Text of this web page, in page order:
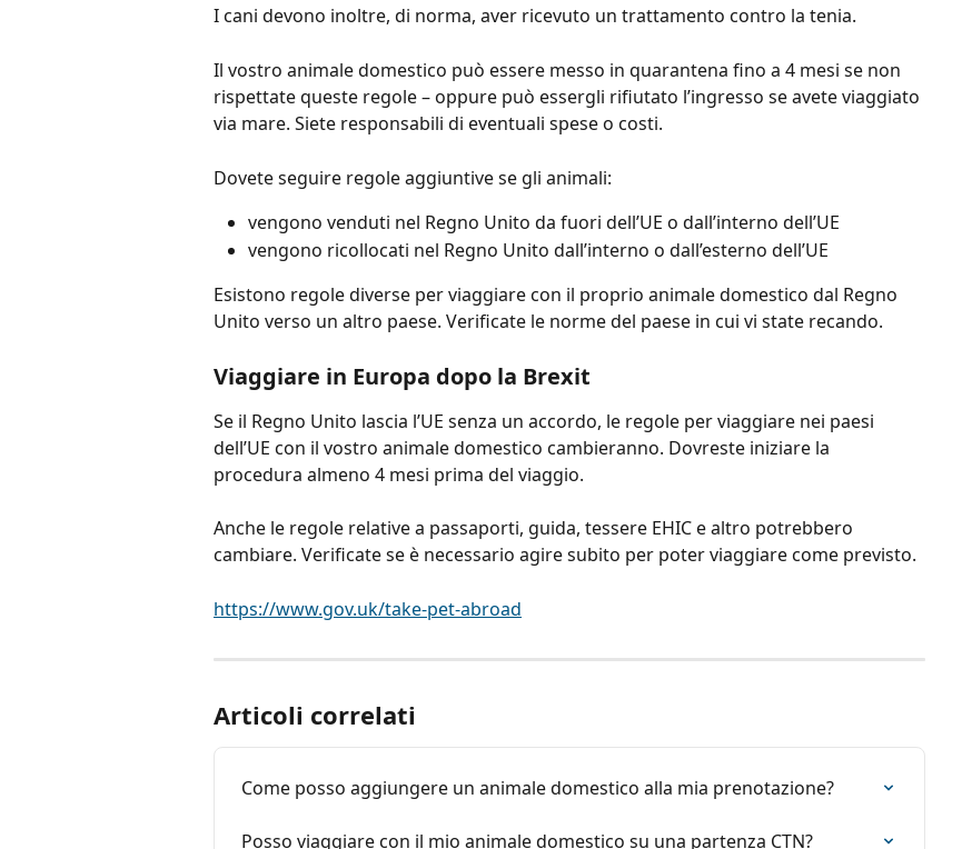
I cani devono inoltre, di norma, aver ricevuto un trattamento contro la tenia.
Il vostro animale domestico può essere messo in quarantena fino a 4 mesi se non
rispettate queste regole – oppure può essergli rifiutato l’ingresso se avete viaggiato
via mare. Siete responsabili di eventuali spese o costi.
Dovete seguire regole aggiuntive se gli animali:
vengono venduti nel Regno Unito da fuori dell’UE o dall’interno dell’UE
vengono ricollocati nel Regno Unito dall’interno o dall’esterno dell’UE
Esistono regole diverse per viaggiare con il proprio animale domestico dal Regno
Unito verso un altro paese. Verificate le norme del paese in cui vi state recando.
Viaggiare in Europa dopo la Brexit
Se il Regno Unito lascia l’UE senza un accordo, le regole per viaggiare nei paesi
dell’UE con il vostro animale domestico cambieranno. Dovreste iniziare la
procedura almeno 4 mesi prima del viaggio.
Anche le regole relative a passaporti, guida, tessere EHIC e altro potrebbero
cambiare. Verificate se è necessario agire subito per poter viaggiare come previsto.
https://www.gov.uk/take-pet-abroad
Articoli correlati
Come posso aggiungere un animale domestico alla mia prenotazione?
Posso viaggiare con il mio animale domestico su una partenza CTN?